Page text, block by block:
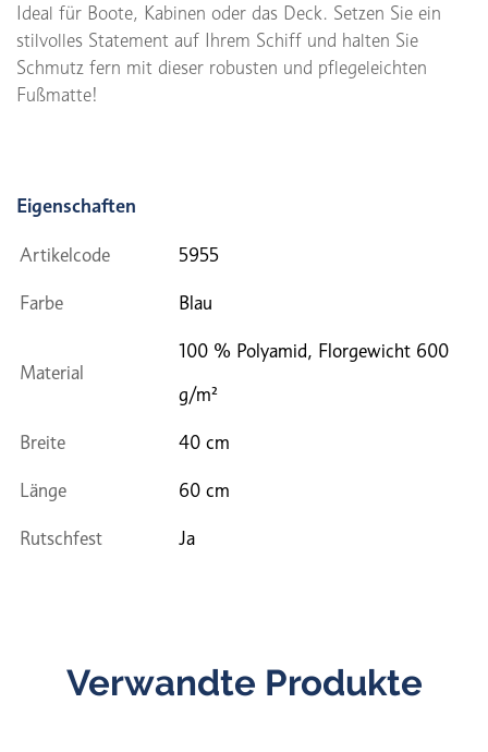
Ideal für Boote, Kabinen oder das Deck. Setzen Sie ein
stilvolles Statement auf Ihrem Schiff und halten Sie
Schmutz fern mit dieser robusten und pflegeleichten
Fußmatte!
Eigenschaften
Artikelcode 5955
Farbe Blau
Material
100 % Polyamid, Florgewicht 600
g/m²
Breite 40 cm
Länge 60 cm
Rutschfest Ja
Verwandte Produkte